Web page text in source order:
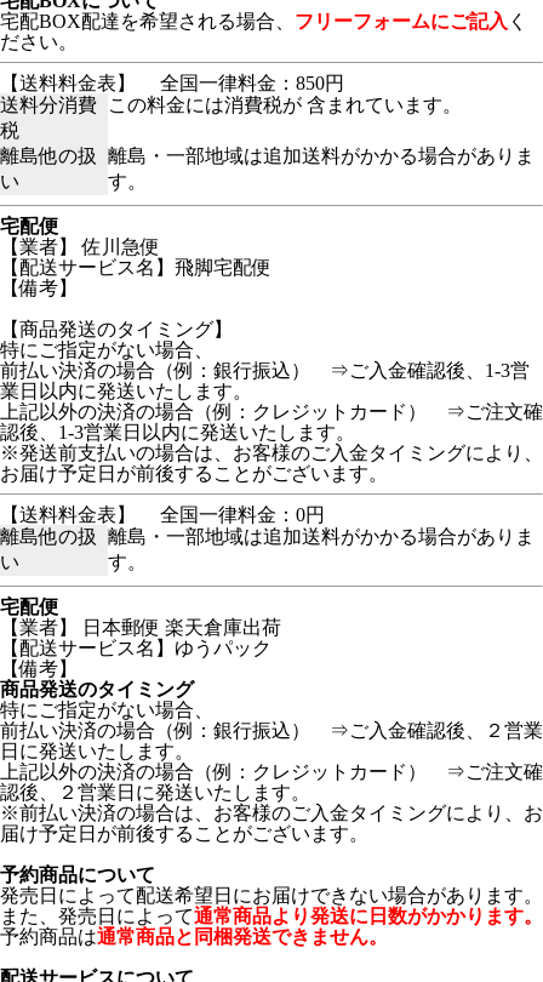
宅配BOX配達を希望される場合、 フリーフォームにご記入 く
ださい。
【送料料金表】
全国一律料金：850円
送料分消費
税
この料金には消費税が 含まれています。
離島他の扱
い
離島・一部地域は追加送料がかかる場合がありま
す。
宅配便
【業者】 佐川急便
【配送サービス名】飛脚宅配便
【備考】
【商品発送のタイミング】
特にご指定がない場合、
前払い決済の場合（例：銀行振込） ⇒ご入金確認後、1-3営
業日以内に発送いたします。
上記以外の決済の場合（例：クレジットカード） ⇒ご注文確
認後、1-3営業日以内に発送いたします。
※発送前支払いの場合は、お客様のご入金タイミングにより、
お届け予定日が前後することがございます。
【送料料金表】
全国一律料金：0円
離島他の扱
い
離島・一部地域は追加送料がかかる場合がありま
す。
宅配便
【業者】 日本郵便 楽天倉庫出荷
【配送サービス名】ゆうパック
【備考】
商品発送のタイミング
特にご指定がない場合、
前払い決済の場合（例：銀行振込） ⇒ご入金確認後、２営業
日に発送いたします。
上記以外の決済の場合（例：クレジットカード） ⇒ご注文確
認後、２営業日に発送いたします。
※前払い決済の場合は、お客様のご入金タイミングにより、お
届け予定日が前後することがございます。
予約商品について
発売日によって配送希望日にお届けできない場合があります。
また、発売日によって通常商品より発送に日数がかかります。
予約商品は通常商品と同梱発送できません。